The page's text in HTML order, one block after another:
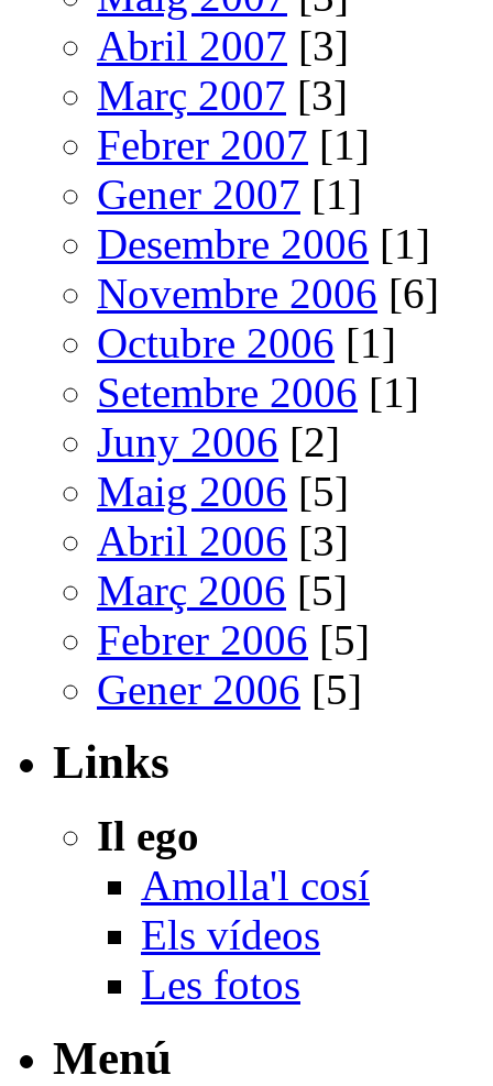
Abril 2007 [3]
Març 2007 [3]
Febrer 2007 [1]
Gener 2007 [1]
Desembre 2006 [1]
Novembre 2006 [6]
Octubre 2006 [1]
Setembre 2006 [1]
Juny 2006 [2]
Maig 2006 [5]
Abril 2006 [3]
Març 2006 [5]
Febrer 2006 [5]
Gener 2006 [5]
Links
Il ego
Amolla'l cosí
Els vídeos
Les fotos
Menú